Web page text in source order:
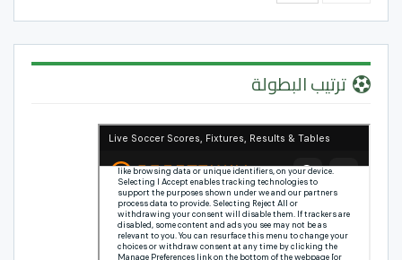
ترتيب البطولة